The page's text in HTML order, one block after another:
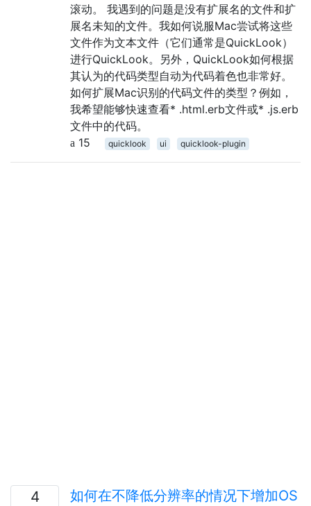
滚动。 我遇到的问题是没有扩展名的文件和扩
展名未知的文件。我如何说服Mac尝试将这些
文件作为文本文件（它们通常是QuickLook）
进行QuickLook。另外，QuickLook如何根据
其认为的代码类型自动为代码着色也非常好。
如何扩展Mac识别的代码文件的类型？例如，
我希望能够快速查看* .html.erb文件或* .js.erb
文件中的代码。
15
quicklook ui quicklook-plugin
4
如何在不降低分辨率的情况下增加OS